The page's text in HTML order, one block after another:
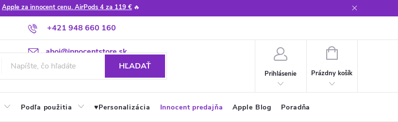
Apple za innocent cenu. AirPods 4 za 119 € 🔥
+421 948 660 160
ahoj@innocentstore.sk
Poradňa Apple návody a tipy
HĽADAŤ
Prihlásenie
NÁKUPNÝ
Prázdny košík
Podľa použitia ♥︎Personalizácia Innocent predajňa Apple Blog Poradňa